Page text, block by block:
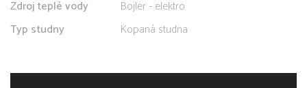
Zdroj teplé vody
Bojler - elektro
Typ studny
Kopaná studna